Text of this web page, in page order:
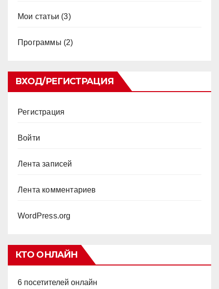
Мои статьи (3)
Программы (2)
ВХОД/РЕГИСТРАЦИЯ
Регистрация
Войти
Лента записей
Лента комментариев
WordPress.org
КТО ОНЛАЙН
6 посетителей онлайн